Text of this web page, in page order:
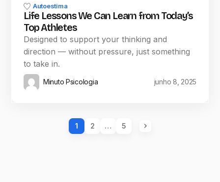
Autoestima
Life Lessons We Can Learn from Today’s
Top Athletes
Designed to support your thinking and
direction — without pressure, just something
to take in.
Minuto Psicologia junho 8, 2025
1 2 … 5